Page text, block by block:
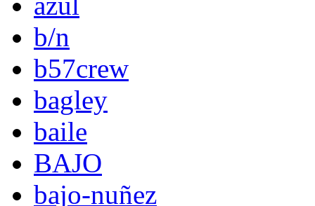
b/n
b57crew
bagley
baile
BAJO
bajo-nuñez